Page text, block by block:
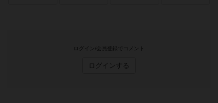
ログイン/会員登録でコメント
ログインする